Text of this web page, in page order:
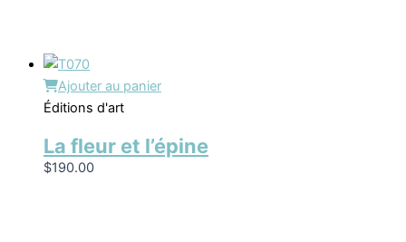
Ajouter au panier
Éditions d'art
La fleur et l’épine
$190.00